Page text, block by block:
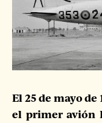
El 25 de mayo de
el primer avión